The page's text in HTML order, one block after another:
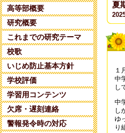
高等部概要
研究概要
これまでの研究テーマ
校歌
いじめ防止基本方針
学校評価
学習用コンテンツ
欠席・遅刻連絡
警報発令時の対応
夏
令
令
１
中
し
中
し
ゆ
り